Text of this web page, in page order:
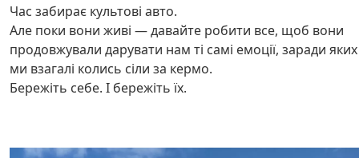
Час забирає культові авто.
Але поки вони живі — давайте робити все, щоб вони
продовжували дарувати нам ті самі емоції, заради яких
ми взагалі колись сіли за кермо.
Бережіть себе. І бережіть їх.